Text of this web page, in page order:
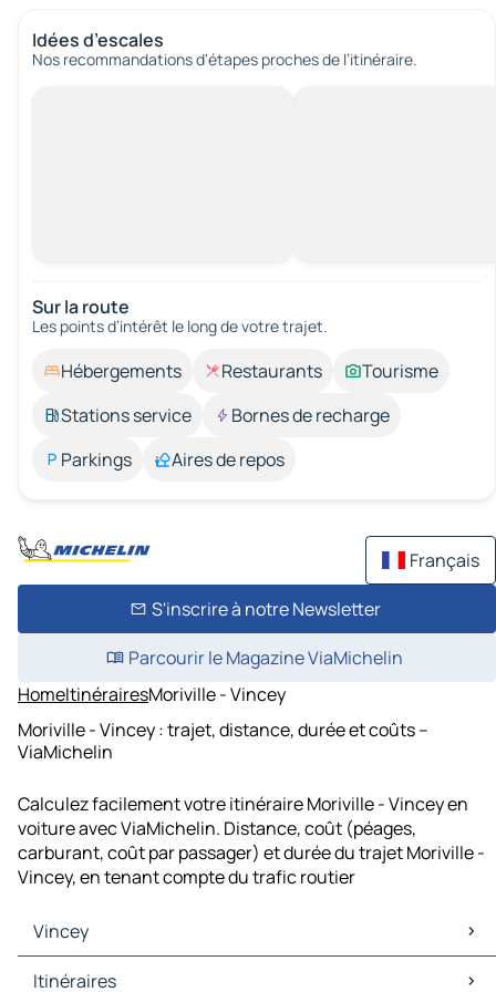
Idées d’escales
Nos recommandations d'étapes proches de l’itinéraire.
Sur la route
Les points d’intérêt le long de votre trajet.
Hébergements Restaurants
Tourisme
Stations service
Bornes de recharge
Parkings
Aires de repos
Français
S'inscrire à notre Newsletter
Parcourir le Magazine ViaMichelin
HomeItinérairesMoriville - Vincey
Moriville - Vincey : trajet, distance, durée et coûts –
ViaMichelin
Calculez facilement votre itinéraire Moriville - Vincey en
voiture avec ViaMichelin. Distance, coût (péages,
carburant, coût par passager) et durée du trajet Moriville -
Vincey, en tenant compte du trafic routier
Vincey
Vincey Cartes et plans
Itinéraires